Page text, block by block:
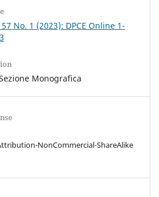
57 No. 1 (2023): DPCE Online 1-
Monografica
NonCommercial-ShareAlike